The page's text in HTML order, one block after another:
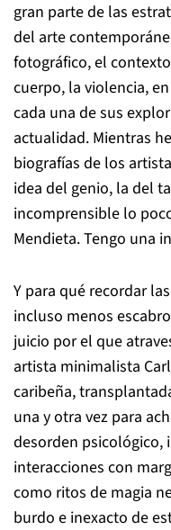
gran parte de las
del arte
fotográfico, el
cuerpo, la violencia,
cada una de sus
actualidad. Mientras
biografías de los
idea del genio, la del
incomprensible lo
Mendieta. Tengo una
Y para qué recordar
incluso menos
juicio por el que
artista minimalista
caribeña,
una y otra vez para
desorden psicológico,
interacciones con
como ritos de magia
burdo e inexacto de